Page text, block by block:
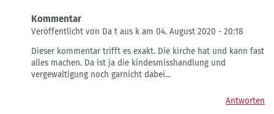
Kommentar
Veröffentlicht von Da t aus k am 04. August 2020 - 20:18
auf
Bücherverbrennung,
von
Dieser kommentar trifft es exakt. Die kirche hat und kann fast
alles machen. Da ist ja die kindesmisshandlung und
vergewaltigung noch garnicht dabei...
Antworten